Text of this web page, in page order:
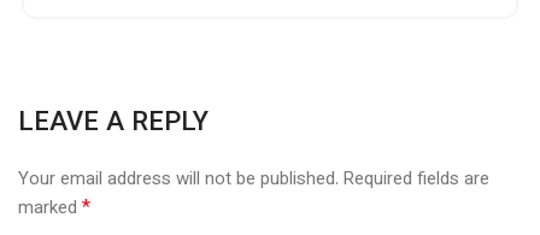
LEAVE A REPLY
Your email address will not be published. Required fields are
marked *